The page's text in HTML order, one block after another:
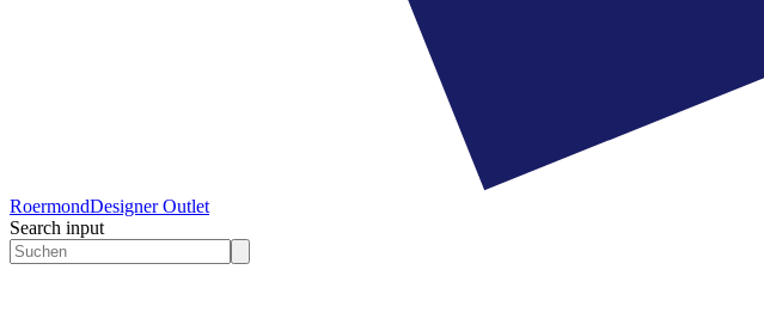
RoermondDesigner Outlet
Search input